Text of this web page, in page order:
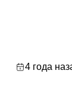
4 года